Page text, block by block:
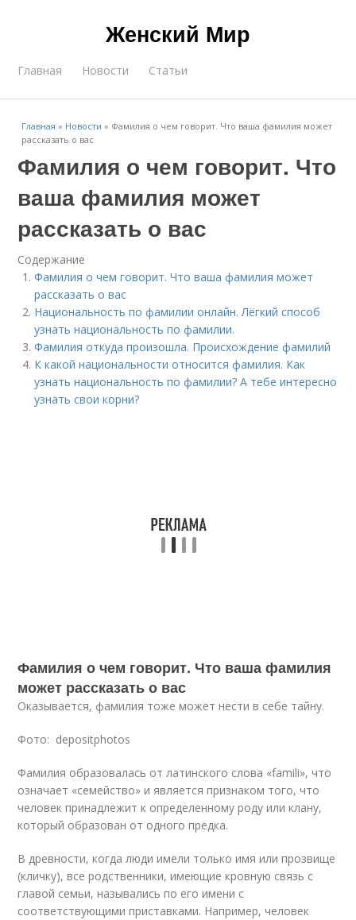
Женский Мир
Главная Новости Статьи
Главная » Новости » Фамилия о чем говорит. Что ваша фамилия может
рассказать о вас
Фамилия о чем говорит. Что
ваша фамилия может
рассказать о вас
Содержание
Фамилия о чем говорит. Что ваша фамилия может
рассказать о вас
Национальность по фамилии онлайн. Лёгкий способ
узнать национальность по фамилии.
Фамилия откуда произошла. Происхождение фамилий
К какой национальности относится фамилия. Как
узнать национальность по фамилии? А тебе интересно
узнать свои корни?
Фамилия о чем говорит. Что ваша фамилия
может рассказать о вас
Оказывается, фамилия тоже может нести в себе тайну.
Фото: depositphotos
Фамилия образовалась от латинского слова «famili», что
означает «семейство» и является признаком того, что
человек принадлежит к определенному роду или клану,
который образован от одного предка.
В древности, когда люди имели только имя или прозвище
(кличку), все родственники, имеющие кровную связь с
главой семьи, назывались по его имени с
соответствующими приставками. Например, человек